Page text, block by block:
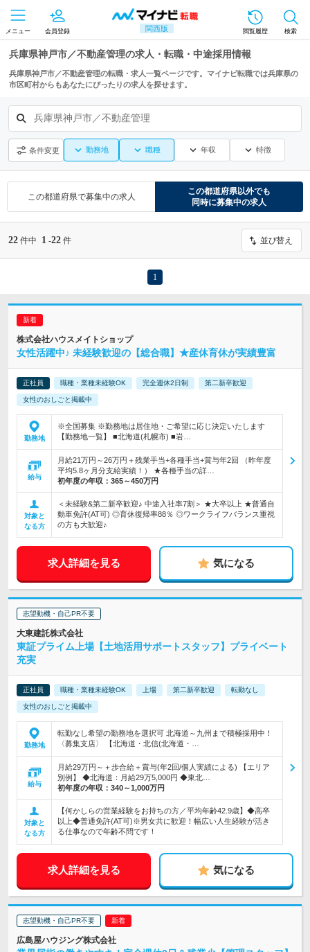
関西版
メニュー 会員登録 閲覧履歴 検索
兵庫県神戸市／不動産管理の求人・転職・中途採用情報
兵庫県神戸市／不動産管理の転職・求人一覧ページです。マイナビ転職では兵庫県の
市区町村からもあなたにぴったりの求人を探せます。
兵庫県神戸市／不動産管理
条件変更 勤務地 職種 年収 特徴
この都道府県で募集中の求人
この都道府県以外でも
同時に募集中の求人
22 件中 1 -22 件 並び替え
1
株式会社ハウスメイトショップ
女性活躍中♪ 未経験歓迎の【総合職】★産休育休が実績豊富
正社員 職種・業種未経験OK 完全週休2日制 第二新卒歓迎
女性のおしごと掲載中
勤務地
※全国募集 ※勤務地は居住地・ご希望に応じ決定いたします
【勤務地一覧】 ■北海道(札幌市) ■岩…
給与
月給21万円～26万円＋残業手当+各種手当+賞与年2回 （昨年度
平均5.8ヶ月分支給実績！） ★各種手当の詳…
初年度の年収： 365～450万円
対象と
なる方
＜未経験&第二新卒歓迎♪ 中途入社率7割＞ ★大卒以上 ★普通自
動車免許(AT可) ◎育休復帰率88％ ◎ワークライフバランス重視
の方も大歓迎♪
求人詳細を見る 気になる
志望動機・自己PR不要
大東建託株式会社
東証プライム上場【土地活用サポートスタッフ】プライベート
充実
正社員 職種・業種未経験OK 上場 第二新卒歓迎 転勤なし
女性のおしごと掲載中
勤務地
転勤なし希望の勤務地を選択可 北海道～九州まで積極採用中！
〈募集支店〉 【北海道・北信(北海道・…
給与
月給29万円～＋歩合給＋賞与(年2回/個人実績による) 【エリア
別例】 ◆北海道：月給29万5,000円 ◆東北…
初年度の年収： 340～1,000万円
対象と
なる方
【何かしらの営業経験をお持ちの方／平均年齢42.9歳】◆高卒
以上◆普通免許(AT可)※男女共に歓迎！幅広い人生経験が活き
る仕事なので年齢不問です！
求人詳細を見る 気になる
志望動機・自己PR不要
広島屋ハウジング株式会社